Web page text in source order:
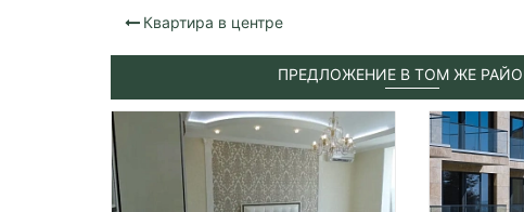
Квартира в центре
ПРЕДЛОЖЕНИЕ В ТОМ ЖЕ